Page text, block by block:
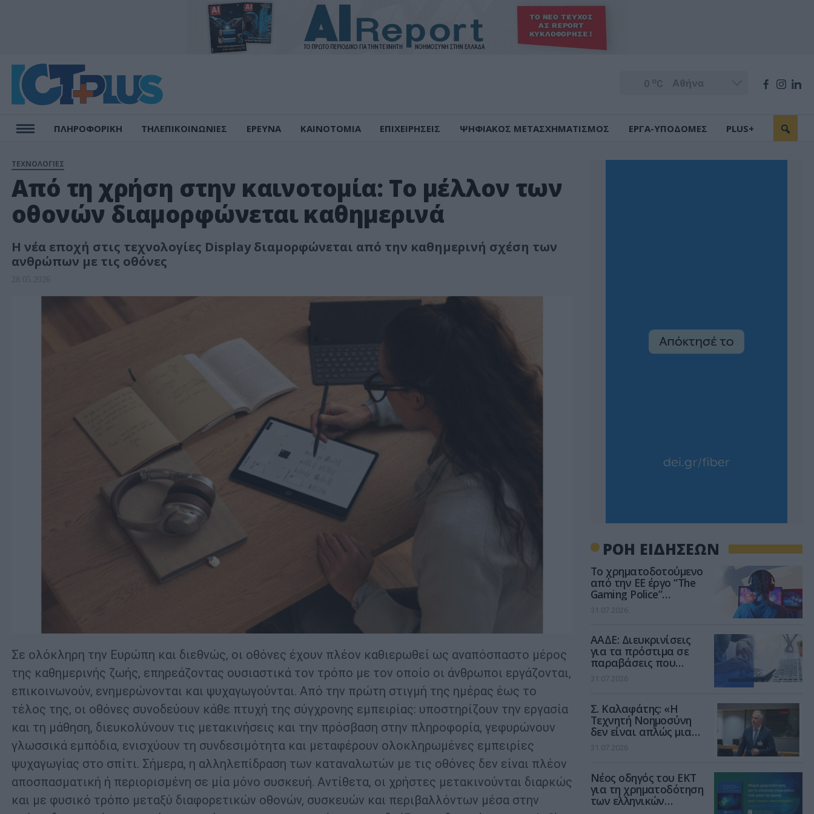
0 oC
ΠΛΗΡΟΦΟΡΙΚΗ ΤΗΛΕΠΙΚΟΙΝΩΝΙΕΣ ΕΡΕΥΝΑ ΚΑΙΝΟΤΟΜΙΑ ΕΠΙΧΕΙΡΗΣΕΙΣ ΨΗΦΙΑΚΟΣ ΜΕΤΑΣΧΗΜΑΤΙΣΜΟΣ ΕΡΓΑ-ΥΠΟΔΟΜΕΣ PLUS+
ΤΕΧΝΟΛΟΓΙΕΣ
Από τη χρήση στην καινοτομία: Το μέλλον των
οθονών διαμορφώνεται καθημερινά
Η νέα εποχή στις τεχνολογίες Display διαμορφώνεται από την καθημερινή σχέση των
ανθρώπων με τις οθόνες
28.05.2026
Σε ολόκληρη την Ευρώπη και διεθνώς, οι οθόνες έχουν πλέον καθιερωθεί ως αναπόσπαστο μέρος
της καθημερινής ζωής, επηρεάζοντας ουσιαστικά τον τρόπο με τον οποίο οι άνθρωποι εργάζονται,
επικοινωνούν, ενημερώνονται και ψυχαγωγούνται. Από την πρώτη στιγμή της ημέρας έως το
τέλος της, οι οθόνες συνοδεύουν κάθε πτυχή της σύγχρονης εμπειρίας: υποστηρίζουν την εργασία
και τη μάθηση, διευκολύνουν τις μετακινήσεις και την πρόσβαση στην πληροφορία, γεφυρώνουν
γλωσσικά εμπόδια, ενισχύουν τη συνδεσιμότητα και μεταφέρουν ολοκληρωμένες εμπειρίες
ψυχαγωγίας στο σπίτι. Σήμερα, η αλληλεπίδραση των καταναλωτών με τις οθόνες δεν είναι πλέον
αποσπασματική ή περιορισμένη σε μία μόνο συσκευή. Αντίθετα, οι χρήστες μετακινούνται διαρκώς
και με φυσικό τρόπο μεταξύ διαφορετικών οθονών, συσκευών και περιβαλλόντων μέσα στην
ΡΟΗ ΕΙΔΗΣΕΩΝ
Το χρηματοδοτούμενο
από την ΕΕ έργο “The
Gaming Police”
ενισχύει την ασφάλεια
των παιδιών στο
31.07.2026
ΑΑΔΕ: Διευκρινίσεις
για τα πρόστιμα σε
παραβάσεις που
αφορούν τους ΦΗΜ
31.07.2026
Σ. Καλαφάτης: «Η
Τεχνητή Νοημοσύνη
δεν είναι απλώς μια
νέα τεχνολογία, είναι
μια νέα βιομηχανική
31.07.2026
Νέος οδηγός του ΕΚΤ
για τη χρηματοδότηση
των ελληνικών